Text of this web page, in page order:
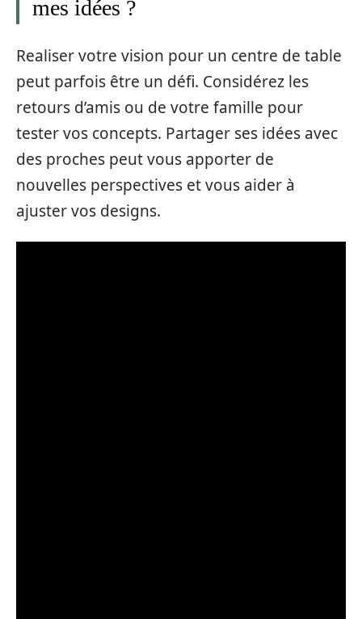
mes idées ?
Realiser votre vision pour un centre de table
peut parfois être un défi. Considérez les
retours d’amis ou de votre famille pour
tester vos concepts. Partager ses idées avec
des proches peut vous apporter de
nouvelles perspectives et vous aider à
ajuster vos designs.